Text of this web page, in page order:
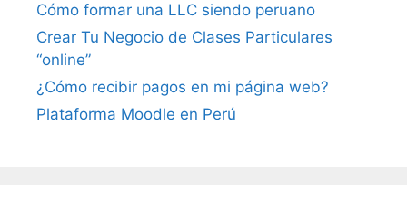
Cómo formar una LLC siendo peruano
Crear Tu Negocio de Clases Particulares
“online”
¿Cómo recibir pagos en mi página web?
Plataforma Moodle en Perú